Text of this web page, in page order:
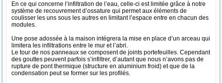
En ce qui concerne l’infiltration de l’eau, celle-ci est limitée grâce à notre
système de recouvrement d’ossature qui permet aux éléments de
coulisser les uns sous les autres en limitant l’espace entre en chacun des
modules.
Une pose adossée à la maison intégrera la mise en place d’un arceau qui
limitera les infiltrations entre le mur et l’abri.
Le tour de nos panneaux se composent de joints portefeuilles. Cependant
des gouttes peuvent parfois s’infiltrer, d’autant que nous n’avons pas de
rupture de pont thermique (structure en aluminium froid) et que de la
condensation peut se former sur les profilés.